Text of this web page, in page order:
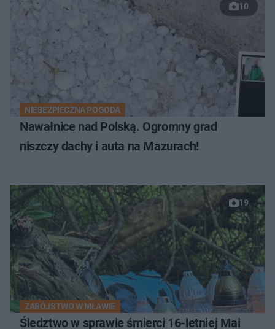
10
NIEBEZPIECZNA POGODA
Nawałnice nad Polską. Ogromny grad
niszczy dachy i auta na Mazurach!
19
ZABÓJSTWO W MŁAWIE
Śledztwo w sprawie śmierci 16-letniej Mai